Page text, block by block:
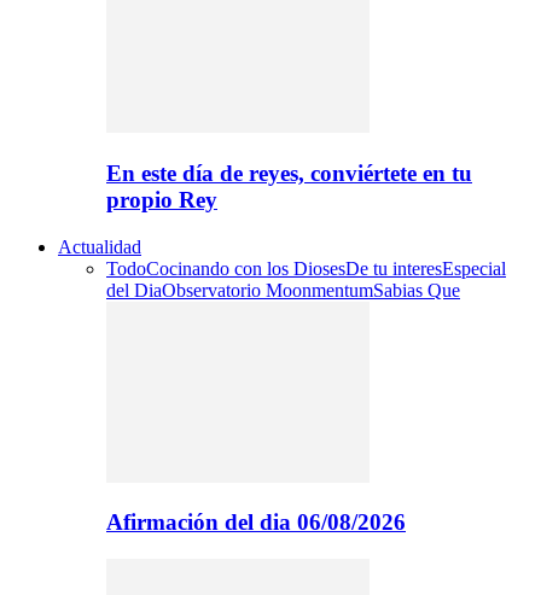
En este día de reyes, conviértete en tu
propio Rey
Actualidad
TodoCocinando con los DiosesDe tu interesEspecial
del DiaObservatorio MoonmentumSabias Que
Afirmación del dia 06/08/2026